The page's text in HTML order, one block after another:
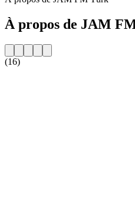
À propos de JAM
(16)